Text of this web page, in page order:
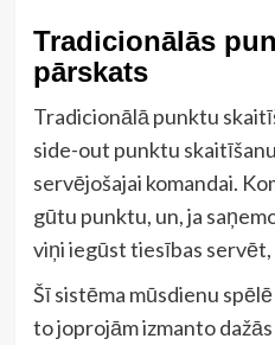
Tradicionālās
pārskats
Tradicionālā punktu
side-out punktu
servējošajai komandai.
gūtu punktu, un, ja
viņi iegūst tiesības
Šī sistēma mūsdienu
to joprojām izmanto